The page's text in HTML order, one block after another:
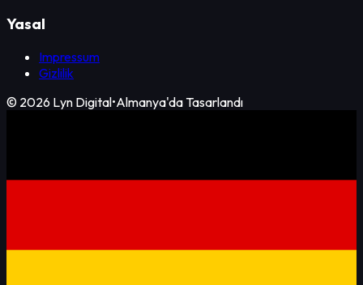
Yasal
Impressum
Gizlilik
© 2026 Lyn Digital•Almanya'da Tasarlandı